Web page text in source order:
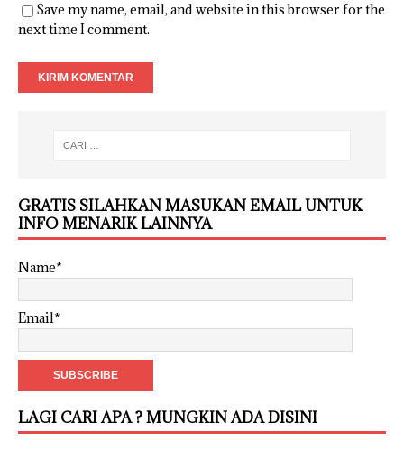
Save my name, email, and website in this browser for the
next time I comment.
GRATIS SILAHKAN MASUKAN EMAIL UNTUK
INFO MENARIK LAINNYA
Name*
Email*
LAGI CARI APA ? MUNGKIN ADA DISINI